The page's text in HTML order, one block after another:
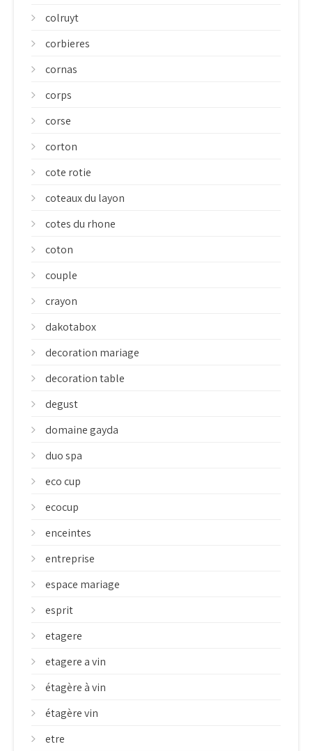
colruyt
corbieres
cornas
corps
corse
corton
cote rotie
coteaux du layon
cotes du rhone
coton
couple
crayon
dakotabox
decoration mariage
decoration table
degust
domaine gayda
duo spa
eco cup
ecocup
enceintes
entreprise
espace mariage
esprit
etagere
etagere a vin
étagère à vin
étagère vin
etre